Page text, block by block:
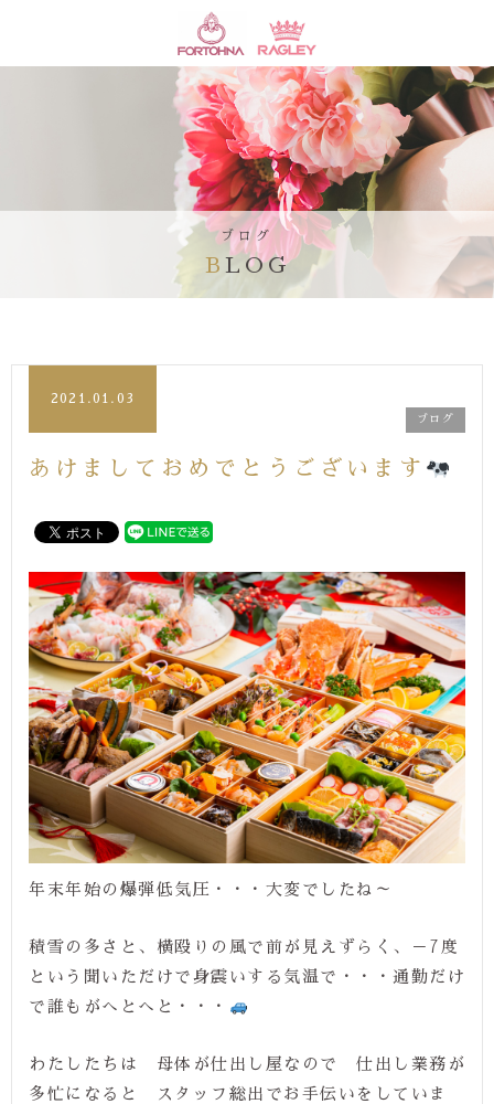
ブログ
BLOG
2021.01.03
ブログ
あけましておめでとうございます
年末年始の爆弾低気圧・・・大変でしたね～
積雪の多さと、横殴りの風で前が見えずらく、－7度
という聞いただけで身震いする気温で・・・通勤だけ
で誰もがへとへと・・・
わたしたちは 母体が仕出し屋なので 仕出し業務が
多忙になると スタッフ総出でお手伝いをしていま